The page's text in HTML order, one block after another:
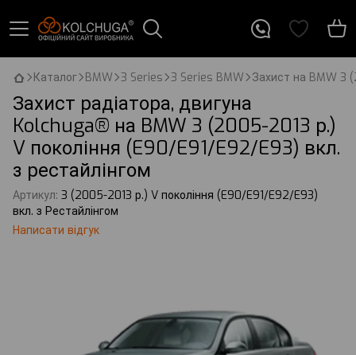
Каталог BMW 3 Series 3 Series BMW Захист на BMW 3
Захист радіатора, двигуна
Kolchuga® на BMW 3 (2005-2013 р.)
V покоління (E90/E91/E92/E93) вкл.
з рестайлінгом
Артикул: 3 (2005-2013 р.) V покоління (E90/E91/E92/E93)
вкл. з Рестайлінгом
Написати відгук